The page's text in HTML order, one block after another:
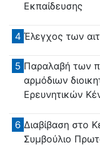
Εκπαίδευσης
4 Έλεγχος των
5 Παραλαβή των
αρμόδιων
Ερευνητικών
6 Διαβίβαση στο
Συμβούλιο